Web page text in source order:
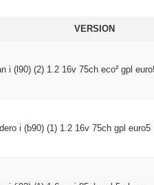
VERSION
i (l90) (2) 1.2 16v 75ch eco² gpl
i (b90) (1) 1.2 16v 75ch gpl euro5